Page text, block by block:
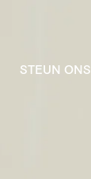
STEUN ONS